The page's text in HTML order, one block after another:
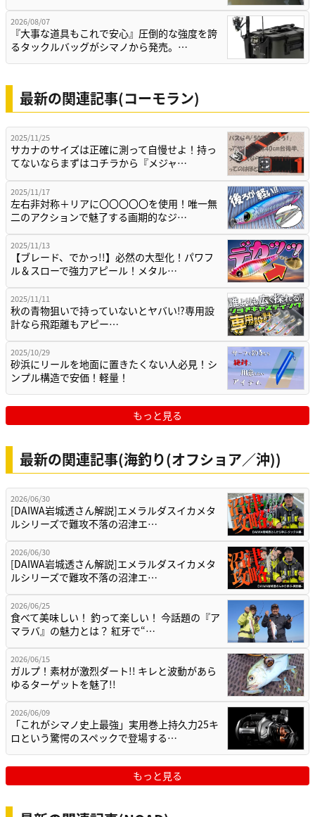
2026/08/07
『大事な道具もこれで安心』圧倒的な強度を誇
るタックルバッグがシマノから発売。…
最新の関連記事(コーモラン)
2025/11/25
サカナのサイズは正確に測って自慢せよ！持っ
てないならまずはコチラから『メジャ…
2025/11/17
左右非対称＋リアに〇〇〇〇〇を使用！唯一無
二のアクションで魅了する画期的なジ…
2025/11/13
【ブレード、でかっ!!】必然の大型化！パワフ
ル＆スローで強力アピール！メタル…
2025/11/11
秋の青物狙いで持っていないとヤバい⁉専用設
計なら飛距離もアピー…
2025/10/29
砂浜にリールを地面に置きたくない人必見！シ
ンプル構造で安価！軽量！
もっと見る
最新の関連記事(海釣り(オフショア／沖))
2026/06/30
[DAIWA岩城透さん解説]エメラルダスイカメタ
ルシリーズで難攻不落の沼津エ…
2026/06/30
[DAIWA岩城透さん解説]エメラルダスイカメタ
ルシリーズで難攻不落の沼津エ…
2026/06/25
食べて美味しい！ 釣って楽しい！ 今話題の『ア
マラバ』の魅力とは？ 紅牙で“…
2026/06/15
ガルプ！素材が激烈ダート!! キレと波動があら
ゆるターゲットを魅了!!
2026/06/09
「これがシマノ史上最強」実用巻上持久力25キ
ロという驚愕のスペックで登場する…
もっと見る